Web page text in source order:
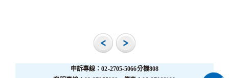
申訴專線：02-2705-5066分機808